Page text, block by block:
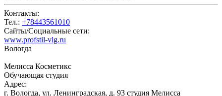
Контакты:
Тел.: +78443561010
Сайты/Социальные сети:
www.profstil-vlg.ru
Вологда
Мелисса Косметикс
Обучающая студия
Адрес:
г. Вологда, ул. Ленинградская, д. 93 студия Мелисса